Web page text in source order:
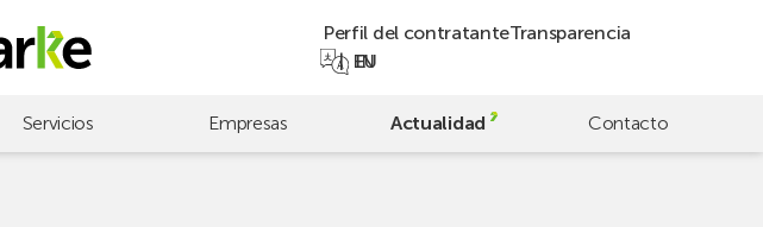
Perfil del contratanteTransparencia
EU
EN
Servicios Empresas Actualidad Contacto